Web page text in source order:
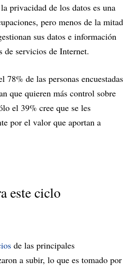
privacidad de los datos es una
pero menos de la mitad
sus datos e información
de servicios de Internet.
78% de las personas encuestadas
que quieren más control sobre
el 39% cree que se les
por el valor que aportan a
este ciclo
de las principales
a subir, lo que es tomado por